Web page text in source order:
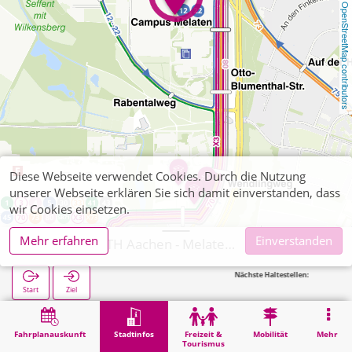
OpenStreetMap contributors
Fahrplanauskunft Stadtinfos
Freizeit &
Tourismus
Mobilität Mehr
Start Ziel
Nächste Haltestellen: Campus
Stadtinfos Hochschul-Institute Aachen, RWTH Aachen - Melaten Nord
Diese Webseite verwendet Cookies. Durch die Nutzung
unserer Webseite erklären Sie sich damit einverstanden, dass
wir Cookies einsetzen.
Mehr erfahren
Einverstanden